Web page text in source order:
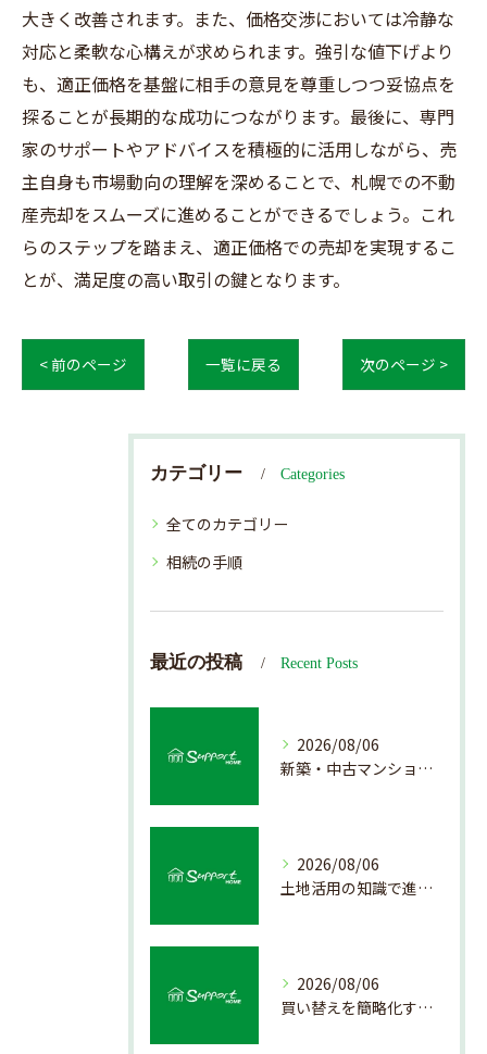
大きく改善されます。また、価格交渉においては冷静な
対応と柔軟な心構えが求められます。強引な値下げより
も、適正価格を基盤に相手の意見を尊重しつつ妥協点を
探ることが長期的な成功につながります。最後に、専門
家のサポートやアドバイスを積極的に活用しながら、売
主自身も市場動向の理解を深めることで、札幌での不動
産売却をスムーズに進めることができるでしょう。これ
らのステップを踏まえ、適正価格での売却を実現するこ
とが、満足度の高い取引の鍵となります。
< 前のページ 一覧に戻る 次のページ >
カテゴリー Categories
全てのカテゴリー
相続の手順
最近の投稿 Recent Posts
2026/08/06
新築・中古マンション売却の価値を見極める査定方法
2026/08/06
土地活用の知識で進める不動産売却成功法
2026/08/06
買い替えを簡略化する不動産売却の流れ解説